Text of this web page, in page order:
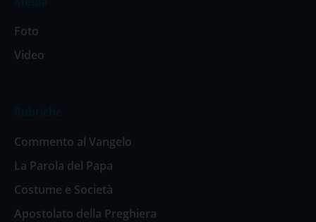
Foto
Video
Commento al Vangelo
La Parola del Papa
Costume e Società
Apostolato della Preghiera